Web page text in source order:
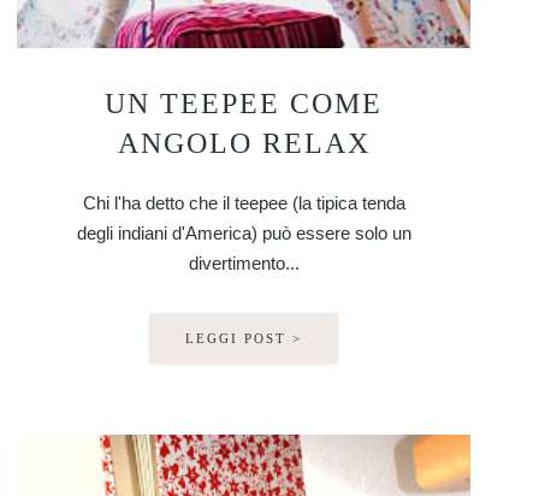
UN TEEPEE COME
ANGOLO RELAX
Chi l'ha detto che il teepee (la tipica tenda
degli indiani d'America) può essere solo un
divertimento...
LEGGI POST >